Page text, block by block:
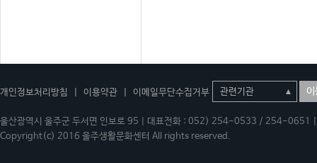
개인정보처리방침 이용약관 이메일무단수집거부 이
울산광역시 울주군 두서면 인보로 95 | 대표전화 : 052) 254-0533 / 254-
Copyright(c) 2016 울주생활문화센터 All rights reserved.